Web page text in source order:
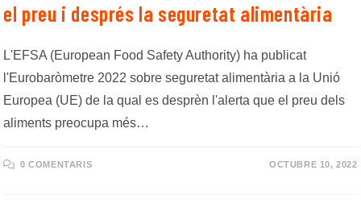
el preu i després la seguretat alimentària
L'EFSA (European Food Safety Authority) ha publicat
l'Eurobaròmetre 2022 sobre seguretat alimentària a la Unió
Europea (UE) de la qual es desprèn l'alerta que el preu dels
aliments preocupa més…
0 COMENTARIS OCTUBRE 10, 2022